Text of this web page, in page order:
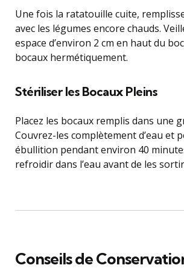
Une fois la ratatouille cuite,
avec les légumes encore chauds.
espace d’environ 2 cm en haut du
bocaux hermétiquement.
Stériliser les Bocaux Pleins
Placez les bocaux remplis dans une
Couvrez-les complètement d’eau et
ébullition pendant environ 40
refroidir dans l’eau avant de les
Conseils de